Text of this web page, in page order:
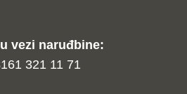
vezi naruđbine:
321 11 71